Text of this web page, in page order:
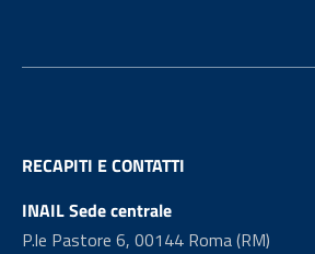
RECAPITI E CONTATTI
INAIL Sede centrale
P.le Pastore 6, 00144 Roma (RM)